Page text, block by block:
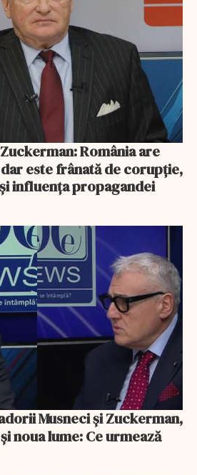
este frânată de corupție,
influența propagandei
noua lume: Ce urmează